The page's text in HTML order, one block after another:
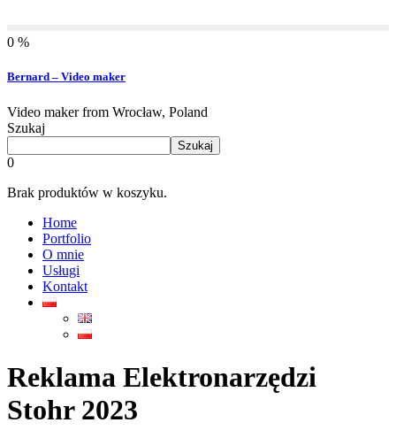
0 %
Bernard – Video maker
Video maker from Wrocław, Poland
Szukaj
Szukaj
0
Brak produktów w koszyku.
Home
Portfolio
O mnie
Usługi
Kontakt
Reklama Elektronarzędzi
Stohr 2023